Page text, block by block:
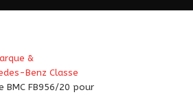
&
Benz Classe
FB956/20 pour